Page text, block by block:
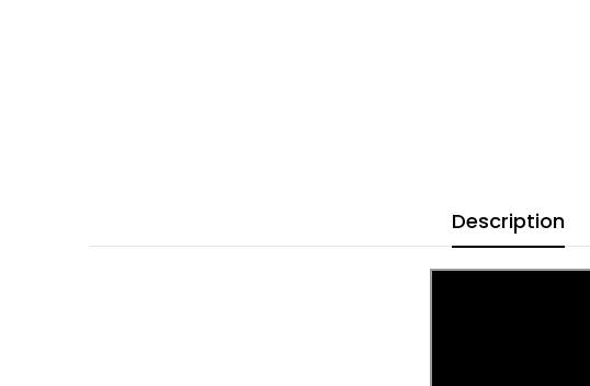
Description